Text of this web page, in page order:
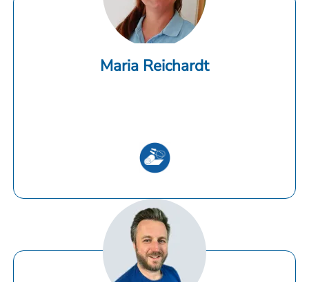
Maria Reichardt